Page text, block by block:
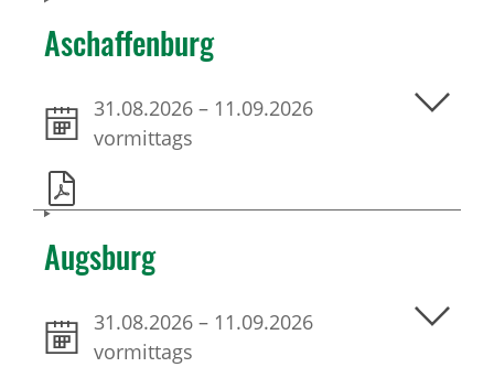
Aschaffenburg
31.08.2026 – 11.09.2026
vormittags
Augsburg
31.08.2026 – 11.09.2026
vormittags